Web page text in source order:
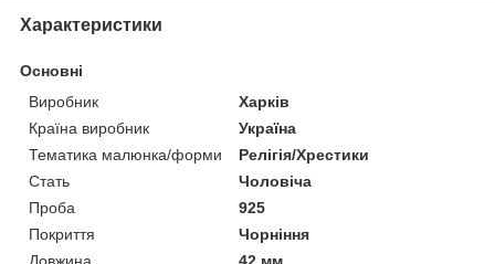
Характеристики
Основні
Виробник
Харків
Країна виробник
Україна
Тематика малюнка/форми
Релігія/Хрестики
Стать
Чоловіча
Проба
925
Покриття
Чорніння